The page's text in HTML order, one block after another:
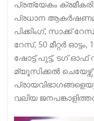
പ്രത്യേകം
പ്രധാന
പിക്കിംഗ്,
റേസ്, 50 മീറ്റർ ഓട്ടം,
ഷോട്ട് പുട്ട്, ടഗ് ഓഫ്
മ്യൂസിക്കൽ
വലിയ